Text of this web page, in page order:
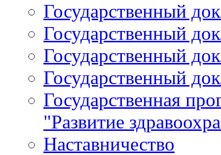
Государственный
Государственный
Государственный
Государственный
Государственная
"Развитие
Наставничество